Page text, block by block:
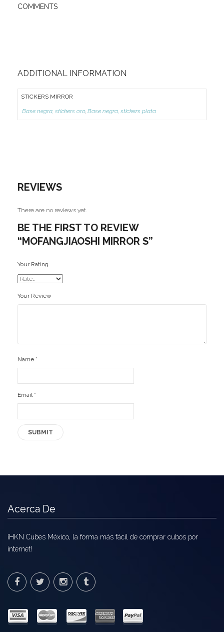
COMMENTS
ADDITIONAL INFORMATION
STICKERS MIRROR
Base negra, stickers oro, Base negra, stickers plata
REVIEWS
There are no reviews yet.
BE THE FIRST TO REVIEW
“MOFANGJIAOSHI MIRROR S”
Your Rating
Your Review
Name *
Email *
Acerca De
¡HKN Cubes México, la forma más fácil de comprar cubos por
internet!